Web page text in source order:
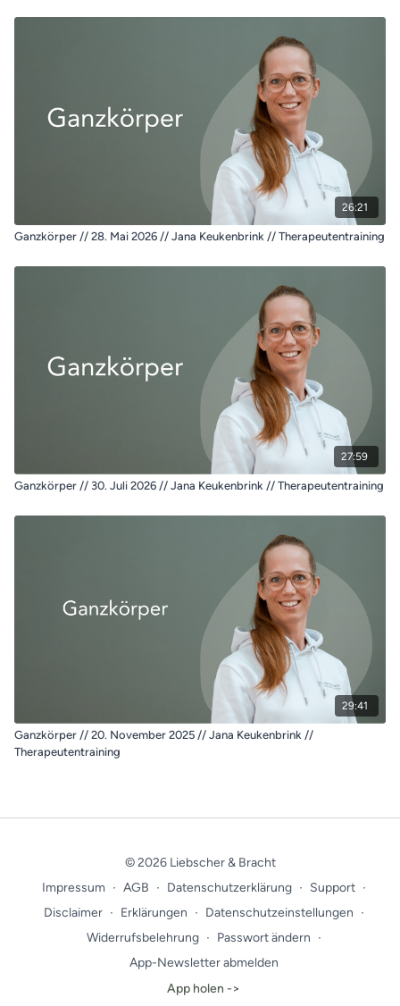
26:21
Ganzkörper // 28. Mai 2026 // Jana Keukenbrink // Therapeutentraining
27:59
Ganzkörper // 30. Juli 2026 // Jana Keukenbrink // Therapeutentraining
29:41
Ganzkörper // 20. November 2025 // Jana Keukenbrink //
Therapeutentraining
© 2026 Liebscher & Bracht
Impressum ∙ AGB ∙ Datenschutzerklärung ∙ Support ∙
Disclaimer ∙ Erklärungen ∙ Datenschutzeinstellungen ∙
Widerrufsbelehrung ∙ Passwort ändern ∙
App-Newsletter abmelden
App holen ->